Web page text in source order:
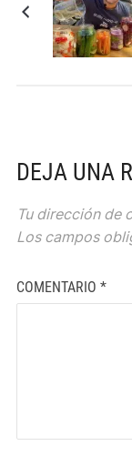
DEJA UNA
Tu dirección de
Los campos
COMENTARIO *